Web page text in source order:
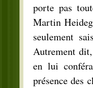
porte pas
Martin
seulement
Autrement
en lui
présence des